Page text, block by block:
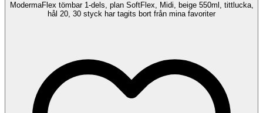
ModermaFlex tömbar 1-dels, plan SoftFlex, Midi, beige 550ml, tittlucka,
hål 20, 30 styck har tagits bort från mina favoriter